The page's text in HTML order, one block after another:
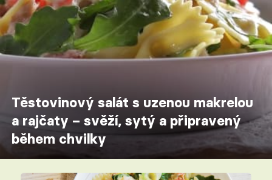
Těstovinový salát s uzenou makrelou
a rajčaty – svěží, sytý a připravený
během chvilky